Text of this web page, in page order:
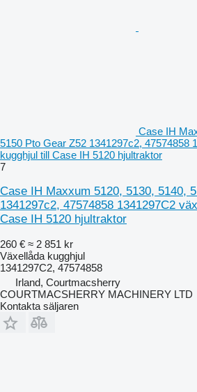
Case IH
5150 Pto Gear Z52 1341297c2, 47574858
kugghjul till Case IH 5120 hjultraktor
7
Case IH Maxxum 5120, 5130, 5140,
1341297c2, 47574858 1341297C2
Case IH 5120 hjultraktor
260 € ≈ 2 851 kr
Växellåda kugghjul
1341297C2, 47574858
Irland, Courtmacsherry
COURTMACSHERRY MACHINERY LTD
Kontakta säljaren